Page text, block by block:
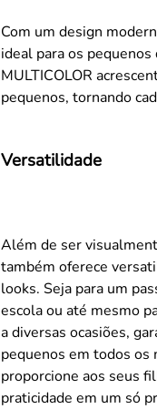
Com um design
ideal para os
MULTICOLOR
pequenos, tornando
Versatilidade
Além de ser
também oferece
looks. Seja para um
escola ou até mesmo
a diversas ocasiões,
pequenos em todos os
proporcione aos seus
praticidade em um só